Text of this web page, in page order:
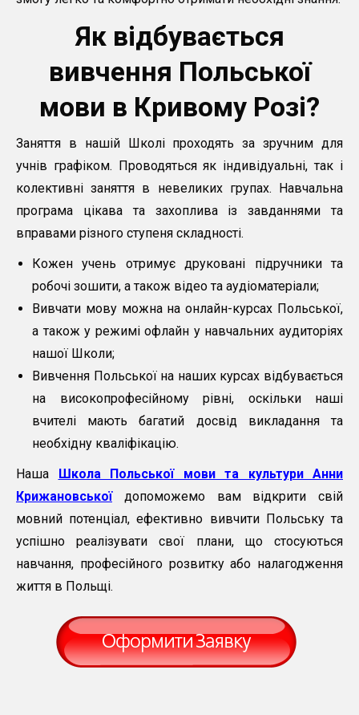
Як відбувається
вивчення Польської
мови в Кривому Розі?
Заняття в нашій Школі проходять за зручним для
учнів графіком. Проводяться як індивідуальні, так і
колективні заняття в невеликих групах. Навчальна
програма цікава та захоплива із завданнями та
вправами різного ступеня складності.
Кожен учень отримує друковані підручники та
робочі зошити, а також відео та аудіоматеріали;
Вивчати мову можна на онлайн-курсах Польської,
а також у режимі офлайн у навчальних аудиторіях
нашої Школи;
Вивчення Польської на наших курсах відбувається
на високопрофесійному рівні, оскільки наші
вчителі мають багатий досвід викладання та
необхідну кваліфікацію.
Наша Школа Польської мови та культури Анни
Крижановськоїдопоможемо вам відкрити свій
мовний потенціал, ефективно вивчити Польську та
успішно реалізувати свої плани, що стосуються
навчання, професійного розвитку або налагодження
життя в Польщі.